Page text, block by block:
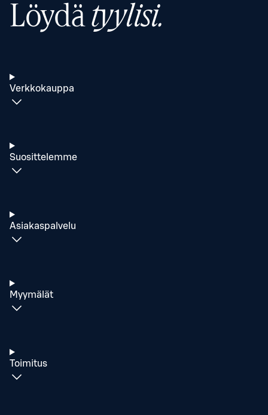
Löydätyylisi.
Verkkokauppa
Suosittelemme
Asiakaspalvelu
Myymälät
Toimitus